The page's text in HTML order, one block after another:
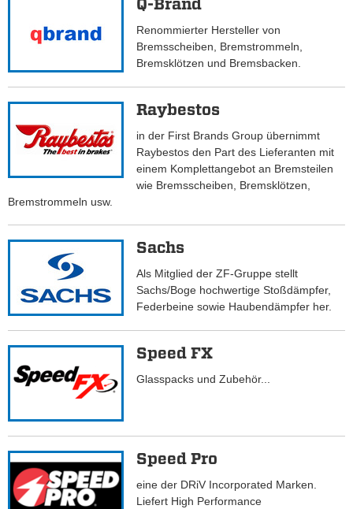
Q-Brand
Renommierter Hersteller von
Bremsscheiben, Bremstrommeln,
Bremsklötzen und Bremsbacken.
Raybestos
in der First Brands Group übernimmt
Raybestos den Part des Lieferanten mit
einem Komplettangebot an Bremsteilen
wie Bremsscheiben, Bremsklötzen,
Bremstrommeln usw.
Sachs
Als Mitglied der ZF-Gruppe stellt
Sachs/Boge hochwertige Stoßdämpfer,
Federbeine sowie Haubendämpfer her.
Speed FX
Glasspacks und Zubehör...
Speed Pro
eine der DRiV Incorporated Marken.
Liefert High Performance